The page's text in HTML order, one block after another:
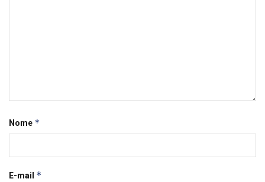
Nome *
E-mail *